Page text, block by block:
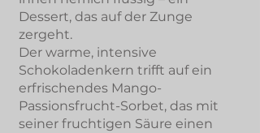
Dessert, das auf der Zunge
zergeht.
Der warme, intensive
Schokoladenkern trifft auf ein
erfrischendes Mango-
Passionsfrucht-Sorbet, das mit
seiner fruchtigen Säure einen